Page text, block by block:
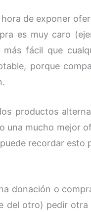
de exponer
es muy caro
fácil que
porque
productos
una mucho mejor
recordar esto
donación o
del otro) pedir